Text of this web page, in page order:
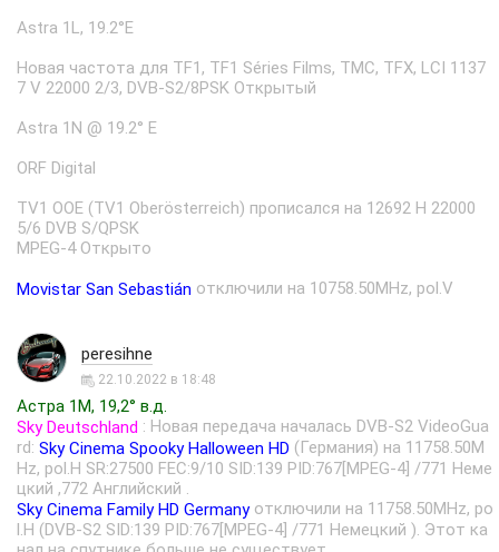
Astra 1L, 19.2°E
Новая частота для TF1, TF1 Séries Films, TMC, TFX, LCI 1137
7 V 22000 2/3, DVB-S2/8PSK Открытый
Astra 1N @ 19.2° E
ORF Digital
TV1 OOE (TV1 Oberösterreich) прописался на 12692 H 22000
5/6 DVB S/QPSK
MPEG-4 Открытo
Movistar San Sebastián отключили на 10758.50MHz, pol.V
peresihne
22.10.2022 в 18:48
Астра 1М, 19,2° в.д.
Sky Deutschland : Новая передача началась DVB-S2 VideoGua
rd: Sky Cinema Spooky Halloween HD (Германия) на 11758.50M
Hz, pol.H SR:27500 FEC:9/10 SID:139 PID:767[MPEG-4] /771 Неме
цкий ,772 Английский .
Sky Cinema Family HD Germanyотключили на 11758.50MHz, po
l.H (DVB-S2 SID:139 PID:767[MPEG-4] /771 Немецкий ). Этот ка